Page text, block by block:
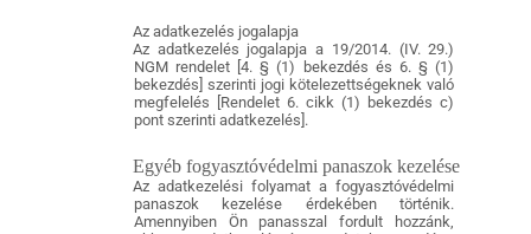
Az adatkezelés jogalapja
Az adatkezelés jogalapja a 19/2014. (IV. 29.)
NGM rendelet [4. § (1) bekezdés és 6. § (1)
bekezdés] szerinti jogi kötelezettségeknek való
megfelelés [Rendelet 6. cikk (1) bekezdés c)
pont szerinti adatkezelés].
Egyéb fogyasztóvédelmi panaszok kezelése
Az adatkezelési folyamat a fogyasztóvédelmi
panaszok kezelése érdekében történik.
Amennyiben Ön panasszal fordult hozzánk,